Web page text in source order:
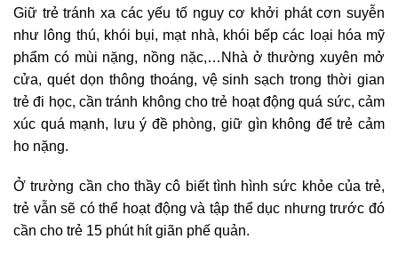
Giữ trẻ tránh xa các yếu tố nguy cơ khởi phát cơn suyễn
như lông thú, khói bụi, mạt nhà, khói bếp các loại hóa mỹ
phẩm có mùi nặng, nồng nặc,…Nhà ở thường xuyên mở
cửa, quét dọn thông thoáng, vệ sinh sạch trong thời gian
trẻ đi học, cần tránh không cho trẻ hoạt động quá sức, cảm
xúc quá mạnh, lưu ý đề phòng, giữ gìn không để trẻ cảm
ho nặng.
Ở trường cần cho thầy cô biết tình hình sức khỏe của trẻ,
trẻ vẫn sẽ có thể hoạt động và tập thể dục nhưng trước đó
cần cho trẻ 15 phút hít giãn phế quản.